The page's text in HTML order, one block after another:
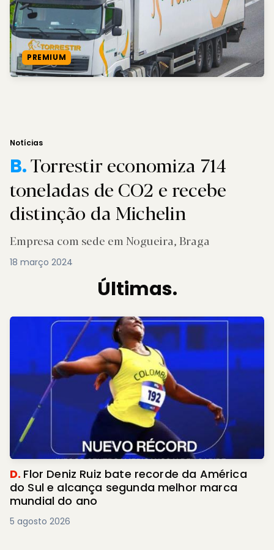
PREMIUM
Notícias
B.Torrestir economiza 714
toneladas de CO2 e recebe
distinção da Michelin
Empresa com sede em Nogueira, Braga
18 março 2024
Últimas.
D. Flor Deniz Ruiz bate recorde da América
do Sul e alcança segunda melhor marca
mundial do ano
5 agosto 2026